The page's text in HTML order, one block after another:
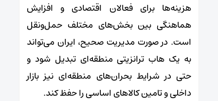
هزینه‌ها برای فعالان اقتصادی و افزایش
هماهنگی بین بخش‌های مختلف حمل‌ونقل
است. در صورت مدیریت صحیح، ایران می‌تواند
به یک هاب ترانزیتی منطقه‌ای تبدیل شود و
حتی در شرایط بحران‌های منطقه‌ای نیز بازار
داخلی و تامین کالاهای اساسی را حفظ کند.